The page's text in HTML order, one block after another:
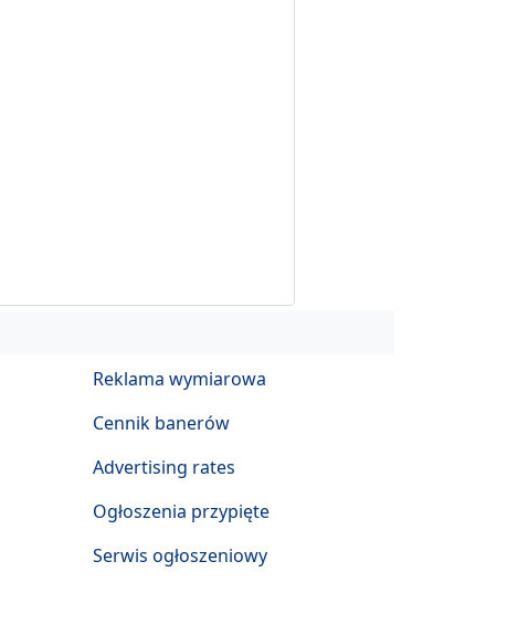
Reklama wymiarowa
Cennik banerów
Advertising rates
Ogłoszenia przypięte
Serwis ogłoszeniowy